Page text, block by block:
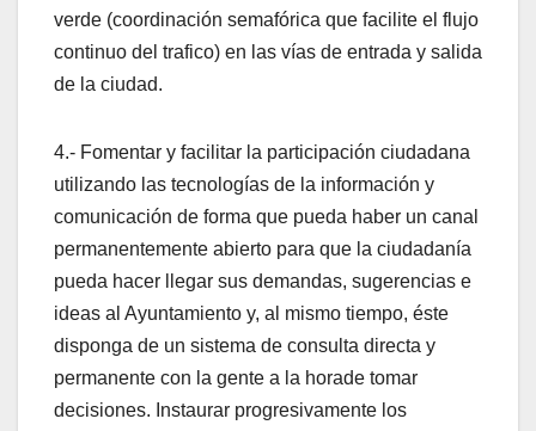
verde (coordinación semafórica que facilite el flujo
continuo del trafico) en las ví­as de entrada y salida
de la ciudad.
4.- Fomentar y facilitar la participación ciudadana
utilizando las tecnologí­as de la información y
comunicación de forma que pueda haber un canal
permanentemente abierto para que la ciudadaní­a
pueda hacer llegar sus demandas, sugerencias e
ideas al Ayuntamiento y, al mismo tiempo, éste
disponga de un sistema de consulta directa y
permanente con la gente a la horade tomar
decisiones. Instaurar progresivamente los